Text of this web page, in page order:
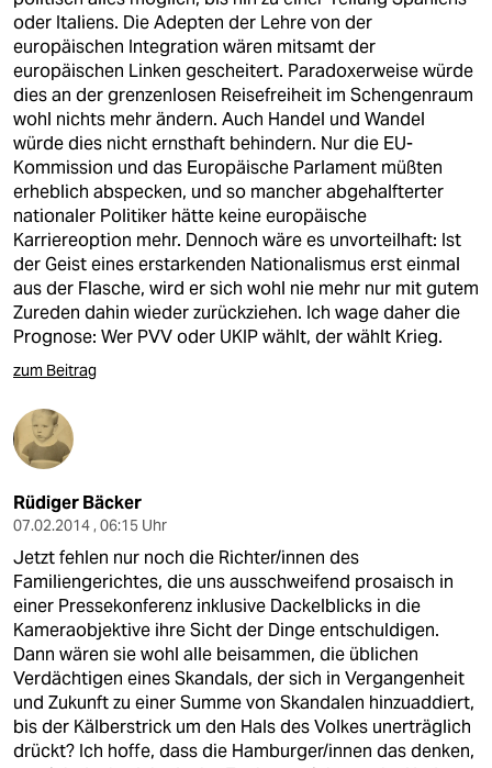
oder Italiens. Die Adepten der Lehre von der
europäischen Integration wären mitsamt der
europäischen Linken gescheitert. Paradoxerweise würde
dies an der grenzenlosen Reisefreiheit im Schengenraum
wohl nichts mehr ändern. Auch Handel und Wandel
würde dies nicht ernsthaft behindern. Nur die EU-
Kommission und das Europäische Parlament müßten
erheblich abspecken, und so mancher abgehalfterter
nationaler Politiker hätte keine europäische
Karriereoption mehr. Dennoch wäre es unvorteilhaft: Ist
der Geist eines erstarkenden Nationalismus erst einmal
aus der Flasche, wird er sich wohl nie mehr nur mit gutem
Zureden dahin wieder zurückziehen. Ich wage daher die
Prognose: Wer PVV oder UKIP wählt, der wählt Krieg.
zum Beitrag
Rüdiger Bäcker
07.02.2014 , 06:15 Uhr
Jetzt fehlen nur noch die Richter/innen des
Familiengerichtes, die uns ausschweifend prosaisch in
einer Pressekonferenz inklusive Dackelblicks in die
Kameraobjektive ihre Sicht der Dinge entschuldigen.
Dann wären sie wohl alle beisammen, die üblichen
Verdächtigen eines Skandals, der sich in Vergangenheit
und Zukunft zu einer Summe von Skandalen hinzuaddiert,
bis der Kälberstrick um den Hals des Volkes unerträglich
drückt? Ich hoffe, dass die Hamburger/innen das denken,